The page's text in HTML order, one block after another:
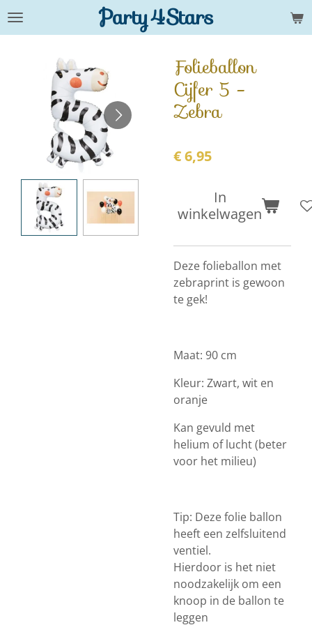
Ga
hoofdinhoud
Party4Stars
Folieballon
Cijfer 5 -
Zebra
€ 6,95
In
winkelwagen
Deze folieballon met
zebraprint is gewoon
te gek!
Maat: 90 cm
Kleur: Zwart, wit en
oranje
Kan gevuld met
helium of lucht (beter
voor het milieu)
Tip: Deze folie ballon
heeft een zelfsluitend
ventiel.
Hierdoor is het niet
noodzakelijk om een
knoop in de ballon te
leggen